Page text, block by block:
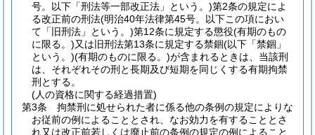
号。以下「刑法等一部改正法」という。)第2条の規定によ
る改正前の刑法(明治40年法律第45号。以下この項におい
て「旧刑法」という。)第12条に規定する懲役(有期のもの
に限る。)又は旧刑法第13条に規定する禁錮(以下「禁錮」
という。)(有期のものに限る。)が含まれるときは、当該刑
は、それぞれその刑と長期及び短期を同じくする有期拘禁
刑とする。
(人の資格に関する経過措置)
第3条
拘禁刑に処せられた者に係る他の条例の規定によりな
お従前の例によることとされ、なお効力を有することとさ
れ又は改正前若しくは廃止前の条例の規定の例によること